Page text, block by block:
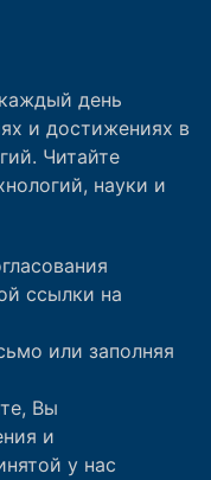
день
и достижениях в
Читайте
науки и
ссылки на
или заполняя
Вы
и
у нас